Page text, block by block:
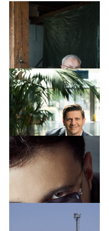
Családi
vállalkozások
TÁMOGATÓI